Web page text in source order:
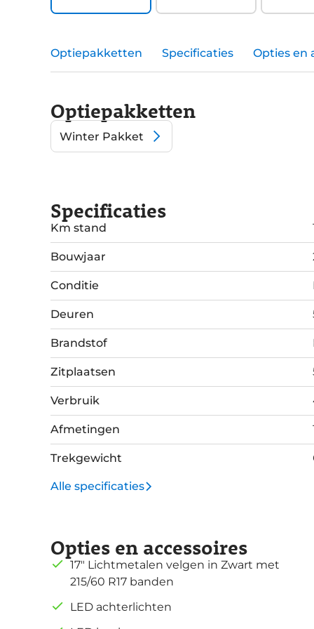
Optiepakketten Specificaties Opties en
Optiepakketten
Winter Pakket
Specificaties
Km stand
Bouwjaar
Conditie
Deuren
Brandstof
Zitplaatsen
Verbruik
Afmetingen
Trekgewicht
Alle specificaties
Opties en accessoires
17" Lichtmetalen velgen in Zwart met
215/60 R17 banden
LED achterlichten